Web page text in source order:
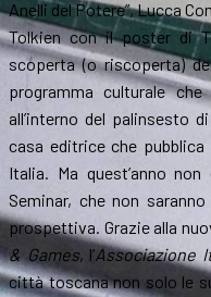
Anelli del Potere”, Lucca
Tolkien con il poster di
scoperta (o riscoperta)
programma culturale
all’interno del palinsesto di
casa editrice che
Italia. Ma quest’anno
Seminar, che non
prospettiva. Grazie alla
& Games, l’Associazione
città toscana non solo le